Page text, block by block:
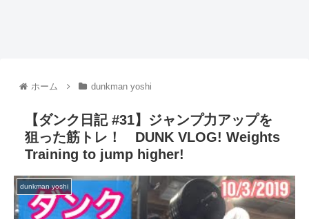
ホーム dunkman yoshi
【ダンク日記 #31】ジャンプ力アップを
狙った筋トレ！ DUNK VLOG! Weights
Training to jump higher!
dunkman yoshi